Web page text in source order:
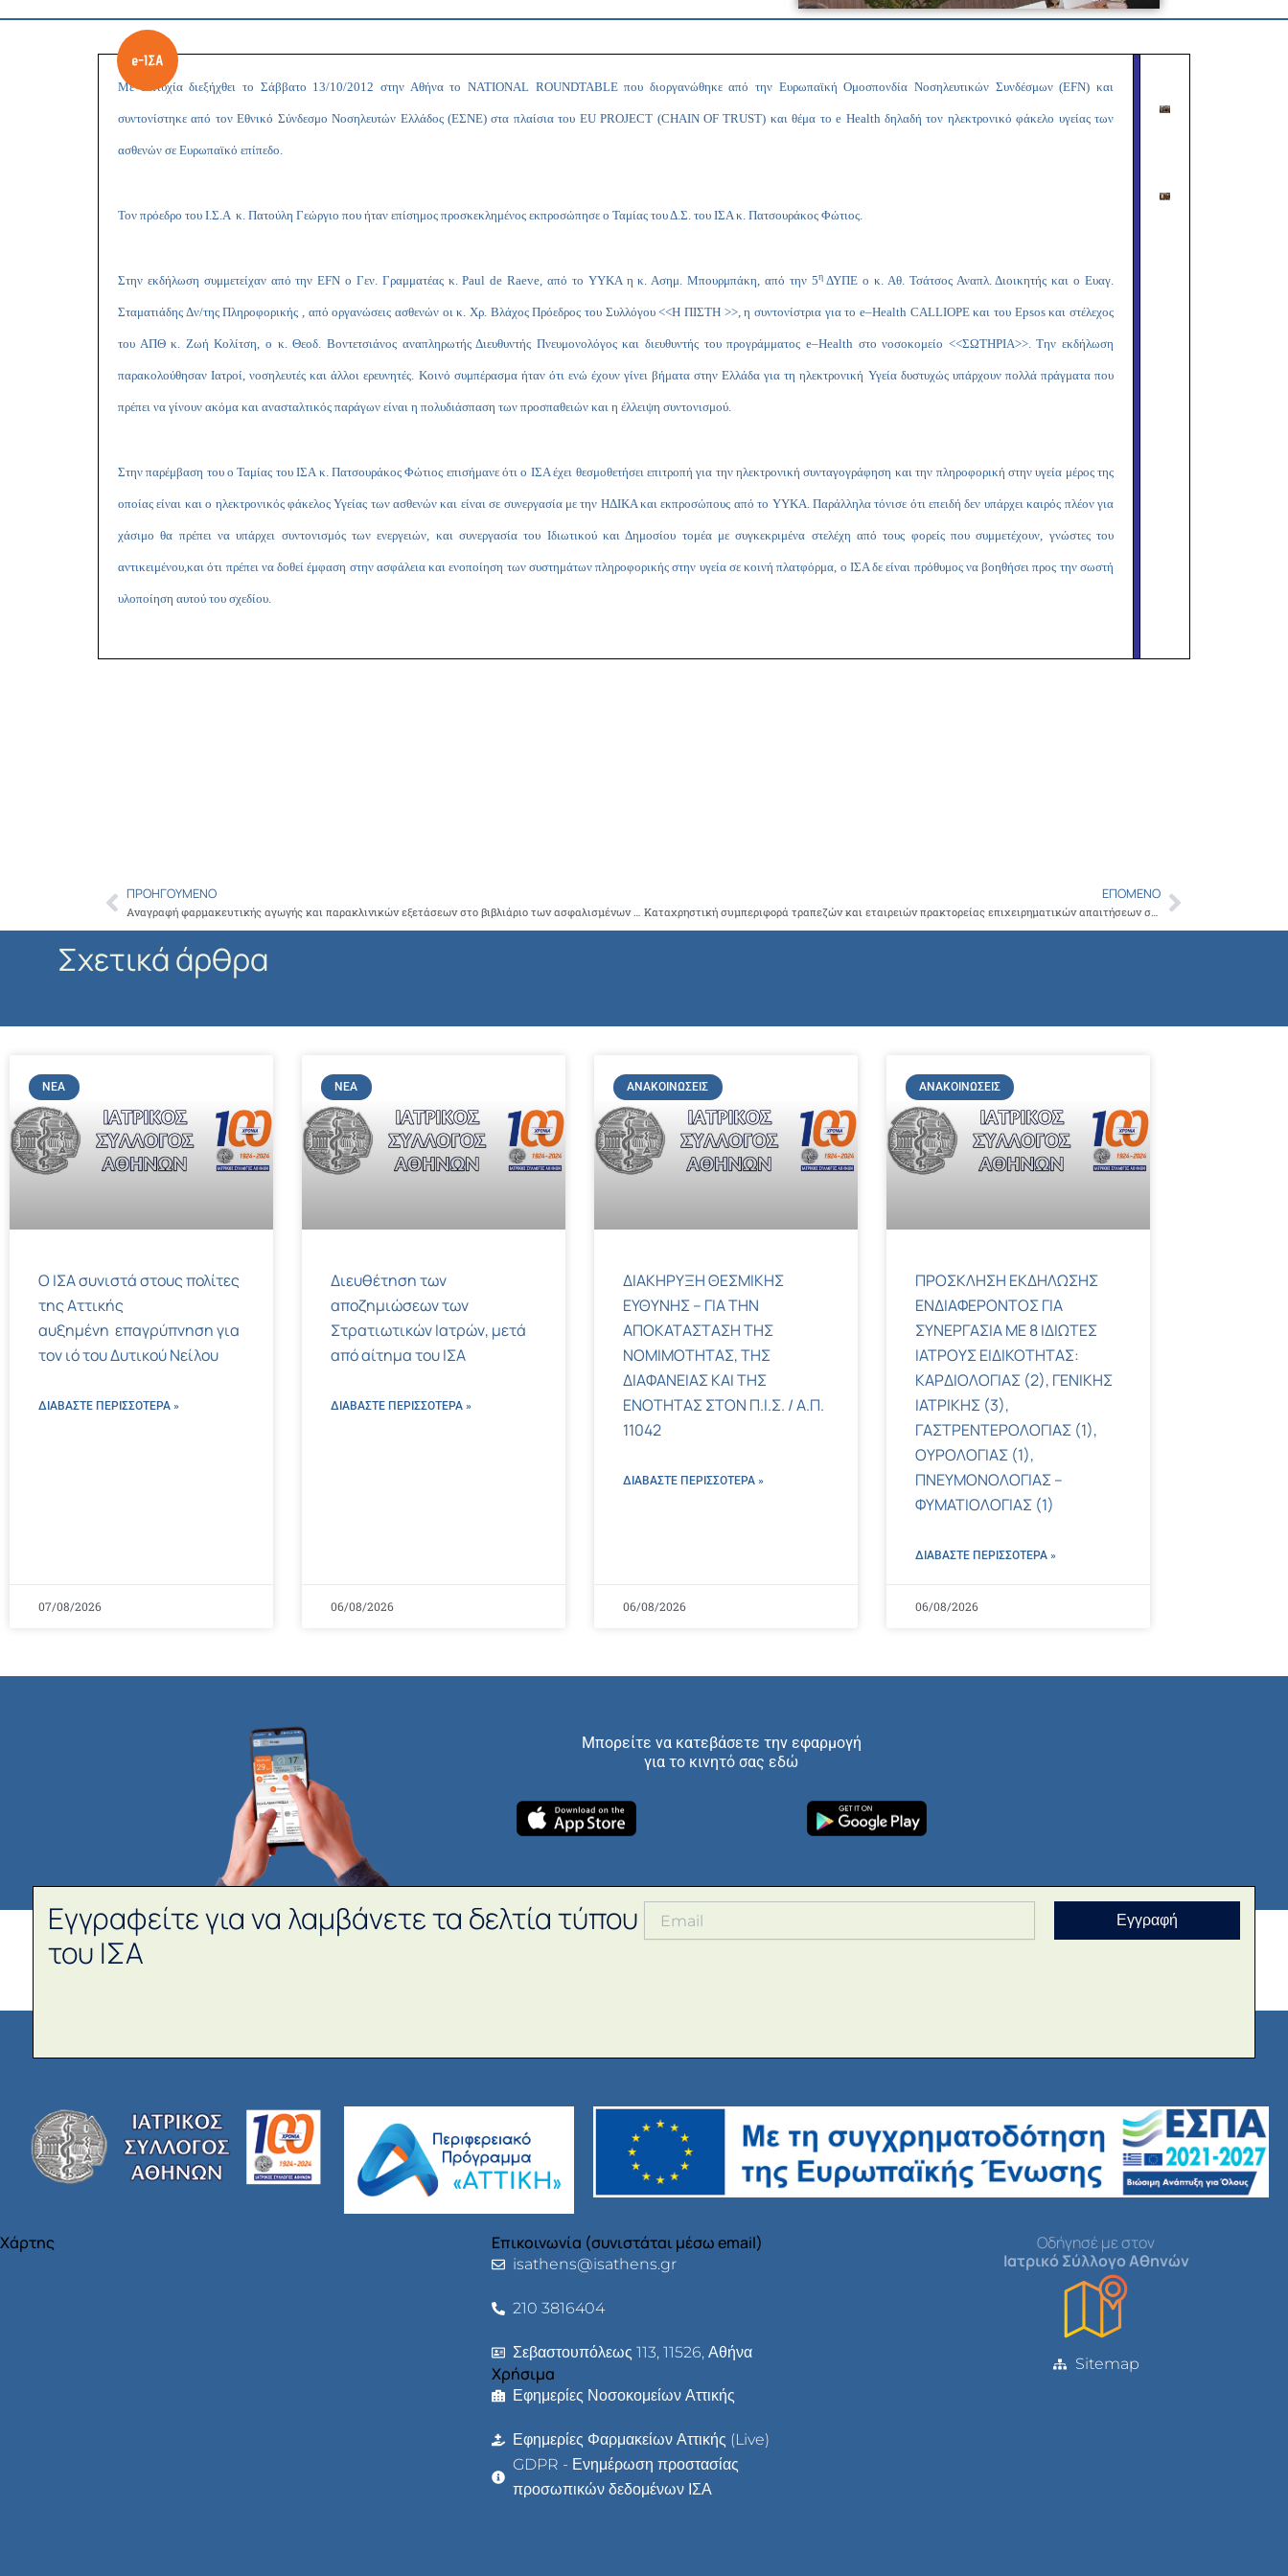
Με επιτυχία διεξήχθει το Σάββατο 13/10/2012 στην Αθήνα το NATIONAL ROUNDTABLEπου διοργανώθηκε από την Ευρωπαϊκή Ομοσπονδία Νοσηλευτικών Συνδέσμων (EFN) και
συντονίστηκε από τον Εθνικό Σύνδεσμο Νοσηλευτών Ελλάδος (ΕΣΝΕ) στα πλαίσια του EU PROJECT (CHAIN OF TRUST) και θέμα τοe Healthδηλαδή τον ηλεκτρονικό φάκελο υγείας των
ασθενών σε Ευρωπαϊκό επίπεδο.
Τον πρόεδρο του Ι.Σ.Α κ. Πατούλη Γεώργιο που ήταν επίσημος προσκεκλημένος εκπροσώπησε ο Ταμίας του Δ.Σ. του ΙΣΑ κ. Πατσουράκος Φώτιος.
Στην εκδήλωση συμμετείχαν από τηνEFN ο Γεν. Γραμματέας κ.Paul de Raeve, από το ΥΥΚΑ η κ. Ασημ. Μπουρμπάκη, από την 5ηΔΥΠΕ ο κ. Αθ. Τσάτσος Αναπλ. Διοικητής και ο Ευαγ.
Σταματιάδης Δν/της Πληροφορικής , από οργανώσεις ασθενών οι κ. Χρ. Βλάχος Πρόεδρος του Συλλόγου <<Η ΠΙΣΤΗ >>, η συντονίστρια για το e–Health CALLIOPEκαι του Epsosκαι στέλεχος
του ΑΠΘ κ. Ζωή Κολίτση, ο κ. Θεοδ. Βοντετσιάνος αναπληρωτής Διευθυντής Πνευμονολόγος και διευθυντής του προγράμματος e–Healthστο νοσοκομείο <<ΣΩΤΗΡΙΑ>>. Την εκδήλωση
παρακολούθησαν Ιατροί, νοσηλευτές και άλλοι ερευνητές. Κοινό συμπέρασμα ήταν ότι ενώ έχουν γίνει βήματα στην Ελλάδα για τη ηλεκτρονική Υγεία δυστυχώς υπάρχουν πολλά πράγματα που
πρέπει να γίνουν ακόμα και ανασταλτικός παράγων είναι η πολυδιάσπαση των προσπαθειών και η έλλειψη συντονισμού.
Στην παρέμβαση του ο Ταμίας του ΙΣΑ κ. Πατσουράκος Φώτιος επισήμανε ότι ο ΙΣΑ έχει θεσμοθετήσει επιτροπή για την ηλεκτρονική συνταγογράφηση και την πληροφορική στην υγεία μέρος της
οποίας είναι και ο ηλεκτρονικός φάκελος Υγείας των ασθενών και είναι σε συνεργασία με την ΗΔΙΚΑ και εκπροσώπους από το ΥΥΚΑ. Παράλληλα τόνισε ότι επειδή δεν υπάρχει καιρός πλέον για
χάσιμο θα πρέπει να υπάρχει συντονισμός των ενεργειών, και συνεργασία του Ιδιωτικού και Δημοσίου τομέα με συγκεκριμένα στελέχη από τους φορείς που συμμετέχουν, γνώστες του
αντικειμένου,και ότι πρέπει να δοθεί έμφαση στην ασφάλεια και ενοποίηση των συστημάτων πληροφορικής στην υγεία σε κοινή πλατφόρμα, ο ΙΣΑ δε είναι πρόθυμος να βοηθήσει προς την σωστή
υλοποίηση αυτού του σχεδίου.
Prev
ΠΡΟΗΓΟΎΜΕΝΟ
Aναγραφή φαρμακευτικής αγωγής και παρακλινικών εξετάσεων στο βιβλιάριο των ασφαλισμένων υγείας
ΕΠΌΜΕΝΟ
Καταχρηστική συμπεριφορά τραπεζών και εταιρειών πρακτορείας επιχειρηματικών απαιτήσεων σε βάρος των μελών ιατρών μας και ιατρικών εταιρειώνNext
Σχετικά άρθρα
ΝΈΑ
Ο ΙΣΑ συνιστά στους πολίτες
της Αττικής
αυξημένη επαγρύπνηση για
τον ιό του Δυτικού Νείλου
ΔΙΑΒΑΣΤΕ ΠΕΡΙΣΣΌΤΕΡΑ »
07/08/2026
ΝΈΑ
Διευθέτηση των
αποζημιώσεων των
Στρατιωτικών Ιατρών, μετά
από αίτημα του ΙΣΑ
ΔΙΑΒΑΣΤΕ ΠΕΡΙΣΣΌΤΕΡΑ »
06/08/2026
ΑΝΑΚΟΙΝΏΣΕΙΣ
ΔΙΑΚΗΡΥΞΗ ΘΕΣΜΙΚΗΣ
ΕΥΘΥΝΗΣ – ΓΙΑ ΤΗΝ
ΑΠΟΚΑΤΑΣΤΑΣΗ ΤΗΣ
ΝΟΜΙΜΟΤΗΤΑΣ, ΤΗΣ
ΔΙΑΦΑΝΕΙΑΣ ΚΑΙ ΤΗΣ
ΕΝΟΤΗΤΑΣ ΣΤΟΝ Π.Ι.Σ. / Α.Π.
11042
ΔΙΑΒΑΣΤΕ ΠΕΡΙΣΣΌΤΕΡΑ »
06/08/2026
ΑΝΑΚΟΙΝΏΣΕΙΣ
ΠΡΟΣΚΛΗΣΗ ΕΚΔΗΛΩΣΗΣ
ΕΝΔΙΑΦΕΡΟΝΤΟΣ ΓΙΑ
ΣΥΝΕΡΓΑΣΙΑ ΜΕ 8 ΙΔΙΩΤΕΣ
ΙΑΤΡΟΥΣ ΕΙΔΙΚΟΤΗΤΑΣ:
ΚΑΡΔΙΟΛΟΓΙΑΣ (2), ΓΕΝΙΚΗΣ
ΙΑΤΡΙΚΗΣ (3),
ΓΑΣΤΡΕΝΤΕΡΟΛΟΓΙΑΣ (1),
ΟΥΡΟΛΟΓΙΑΣ (1),
ΠΝΕΥΜΟΝΟΛΟΓΙΑΣ –
ΦΥΜΑΤΙΟΛΟΓΙΑΣ (1)
ΔΙΑΒΑΣΤΕ ΠΕΡΙΣΣΌΤΕΡΑ »
06/08/2026
Μπορείτε να κατεβάσετε την εφαρμογή
για το κινητό σας εδώ
Εγγραφείτε για να λαμβάνετε τα δελτία τύπου
του ΙΣΑ
Εγγραφή
Χάρτης Επικοινωνία (συνιστάται μέσω email)
isathens@isathens.gr
210 3816404
Σεβαστουπόλεως 113, 11526, Αθήνα
Χρήσιμα
Εφημερίες Νοσοκομείων Αττικής
Εφημερίες Φαρμακείων Αττικής (Live)
GDPR - Ενημέρωση προστασίας
προσωπικών δεδομένων ΙΣΑ
Οδήγησέ με στον
Ιατρικό Σύλλογο Αθηνών
Sitemap